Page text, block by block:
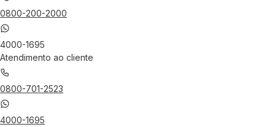
0800-200-2000
4000-1695
Atendimento ao cliente
0800-701-2523
4000-1695